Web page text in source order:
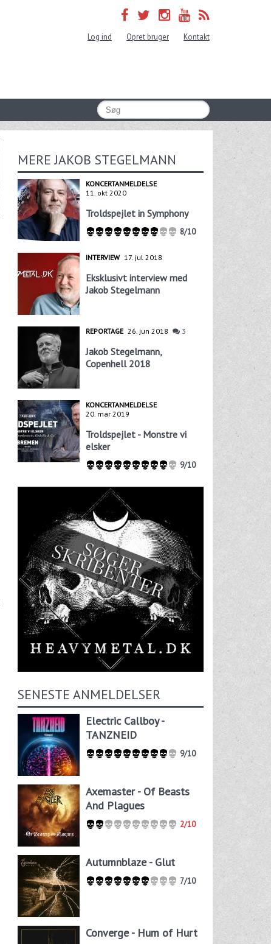
Log ind Opret bruger Kontakt
MERE JAKOB STEGELMANN
KONCERTANMELDELSE
11. okt 2020
Troldspejlet in Symphony
8/10
INTERVIEW 17. jul 2018
Eksklusivt interview med
Jakob Stegelmann
REPORTAGE 26. jun 2018 3
Jakob Stegelmann,
Copenhell 2018
KONCERTANMELDELSE
20. mar 2019
Troldspejlet - Monstre vi
elsker
9/10
SENESTE ANMELDELSER
Electric Callboy -
TANZNEID
9/10
Axemaster - Of Beasts
And Plagues
2/10
Autumnblaze - Glut
7/10
Converge - Hum of Hurt